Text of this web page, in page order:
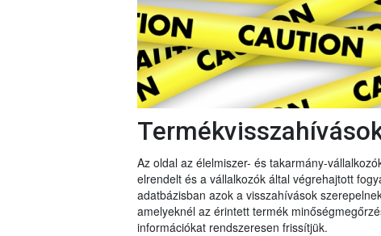
Az oldal az élelmiszer- és takarmány-
elrendelt és a vállalkozók által végrehajtott
adatbázisban azok a visszahívások
amelyeknél az érintett termék
információkat rendszeresen frissítjük.